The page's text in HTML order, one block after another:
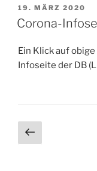
alle
Termine
VERÖFFENTLICHT
AM
19. MÄRZ 2020
Corona-
Ein Klick auf
Infoseite der DB
der
Vorherige
Seite